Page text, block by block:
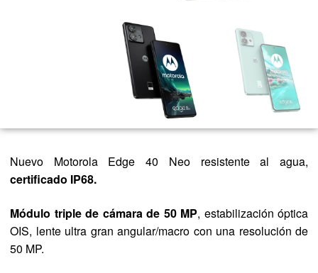
Nuevo Motorola Edge 40 Neo resistente al agua,
certificado IP68.
Módulo triple de cámara de 50 MP, estabilización óptica
OIS, lente ultra gran angular/macro con una resolución de
50 MP.